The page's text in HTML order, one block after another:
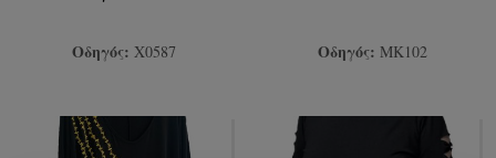
Οδηγός: Χ0587 Οδηγός: ΜΚ102